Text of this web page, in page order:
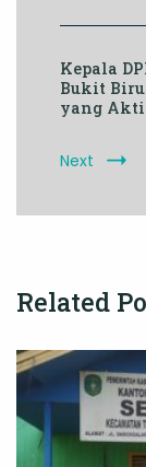
Kepala
Bukit
yang
Next
Related